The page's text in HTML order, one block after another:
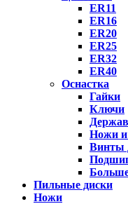
ER11
ER16
ER20
ER25
ER32
ER40
Оснастка
Гайки
Ключи
Ножи и
Винты
Пильные диски
Ножи